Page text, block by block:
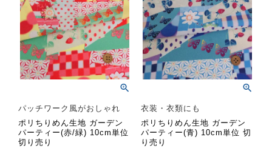
パッチワーク風がおしゃれ
ポリちりめん生地 ガーデン
パーティー(赤/緑) 10cm単位
切り売り
衣装・衣類にも
ポリちりめん生地 ガーデン
パーティー(青) 10cm単位 切
り売り